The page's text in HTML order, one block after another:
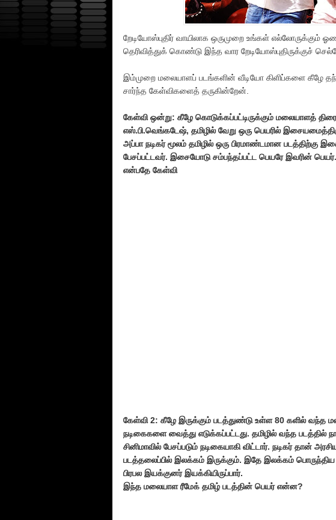
றேடியோஸ்புதிர் வாயிலாக ஒருமுறை உங்கள்
தெரிவித்துக் கொண்டு இந்த வார றேடியோஸ்புதிருக்குச்
இம்முறை மலையாளப் படங்களின் வீடியோ கிளிப்களை கீழே
சார்ந்த கேள்விகளைத் தருகின்றேன்.
கேள்வி ஒன்று: கீழே கொடுக்கப்பட்டிருக்கும் மலையாளத்
எஸ்.பி.வெங்கடேஷ், தமிழில் வேறு ஒரு பெயரில்
அப்பா நடிகர் மூலம் தமிழில் ஒரு பிரமாண்டமான படத்திற்கு
பேசப்பட்டவர். இசையோடு சம்பந்தப்பட்ட பெயரே இவரின் பெயர்.
என்பதே கேள்வி
கேள்வி 2: கீழே இருக்கும் படத்துண்டு உள்ள 80 களில் வந்த
நடிகைகளை வைத்து எடுக்கப்பட்டது. தமிழில் வந்த படத்தில்
சினிமாவில் பேசப்படும் நடிகையாகி விட்டார். நடிகர் தான்
படத்தலைப்பில் இலக்கம் இருக்கும். இதே இலக்கம்
பிரபல இயக்குனர் இயக்கியிருப்பார்.
இந்த மலையாள ரீமேக் தமிழ் படத்தின் பெயர் என்ன?